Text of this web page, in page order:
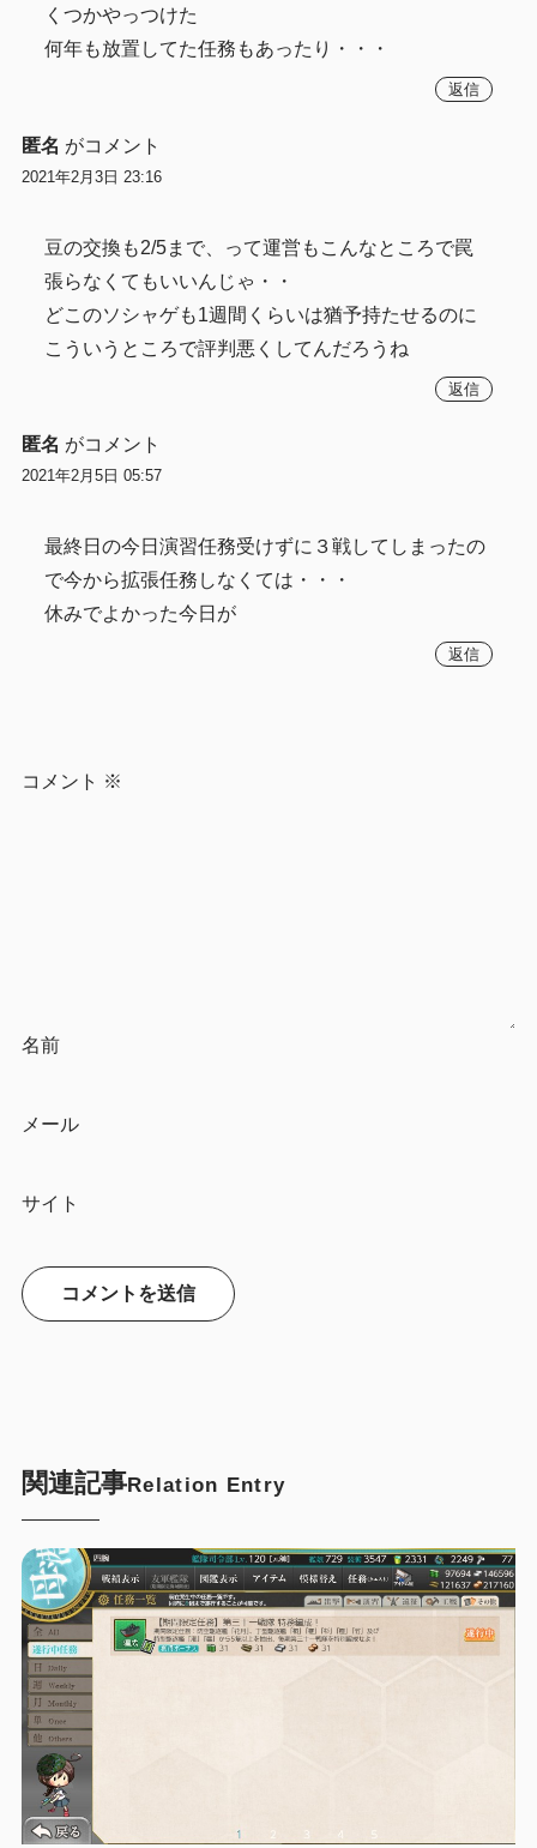
くつかやっつけた
何年も放置してた任務もあったり・・・
返信
匿名 がコメント
2021年2月3日 23:16
豆の交換も2/5まで、って運営もこんなところで罠
張らなくてもいいんじゃ・・
どこのソシャゲも1週間くらいは猶予持たせるのに
こういうところで評判悪くしてんだろうね
返信
匿名 がコメント
2021年2月5日 05:57
最終日の今日演習任務受けずに３戦してしまったの
で今から拡張任務しなくては・・・
休みでよかった今日が
返信
コメント ※
名前
メール
サイト
関連記事Relation Entry